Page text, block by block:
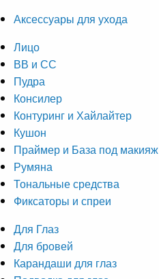
Аксессуары для ухода
Лицо
ВВ и СС
Пудра
Консилер
Контуринг и Хайлайтер
Кушон
Праймер и База под макияж
Румяна
Тональные средства
Фиксаторы и спреи
Для Глаз
Для бровей
Карандаши для глаз